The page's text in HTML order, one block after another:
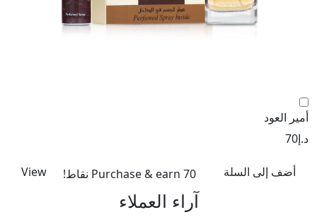
أمير العود
د.إ70
أضف إلى السلة Purchase & earn 70 نقاط! View
آراء العملاء